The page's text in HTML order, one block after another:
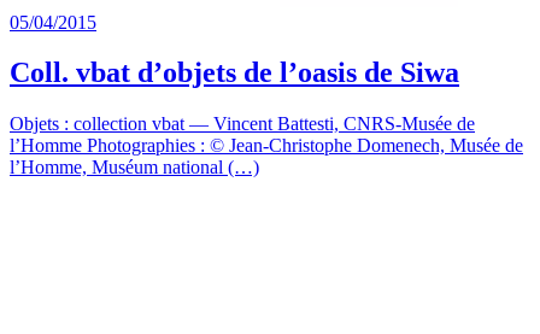
05/04/2015
Coll. vbat d’objets de l’oasis de Siwa
Objets : collection vbat — Vincent Battesti, CNRS-Musée de
l’Homme Photographies : © Jean-Christophe Domenech, Musée de
l’Homme, Muséum national (…)